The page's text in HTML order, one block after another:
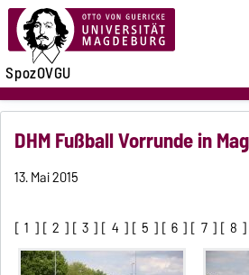
SpozOVGU
DHM Fußball Vorrunde in
13. Mai 2015
[ 1 ] [ 2 ] [ 3 ] [ 4 ] [ 5 ] [ 6 ] [ 7 ] [ 8 ]